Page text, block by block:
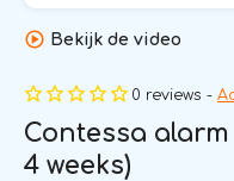
Bekijk de video
0 reviews -
Contessa
4 weeks)